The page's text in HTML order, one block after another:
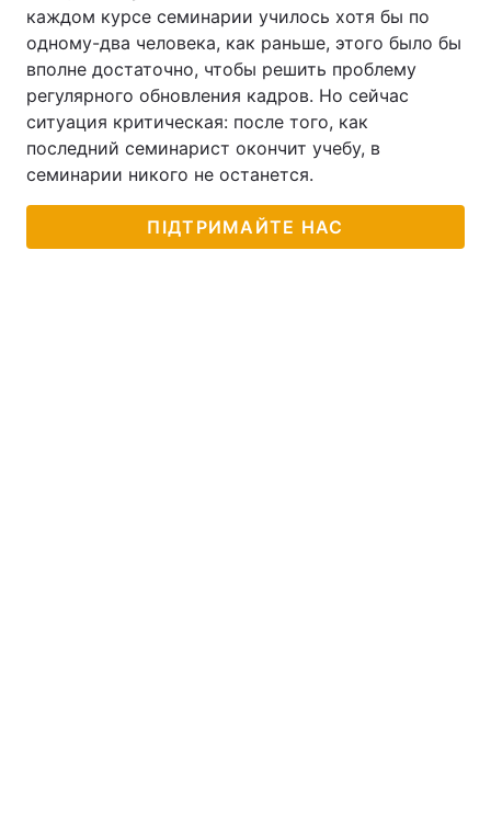
каждом курсе семинарии училось хотя бы по
одному-два человека, как раньше, этого было бы
вполне достаточно, чтобы решить проблему
регулярного обновления кадров. Но сейчас
ситуация критическая: после того, как
последний семинарист окончит учебу, в
семинарии никого не останется.
ПІДТРИМАЙТЕ НАС